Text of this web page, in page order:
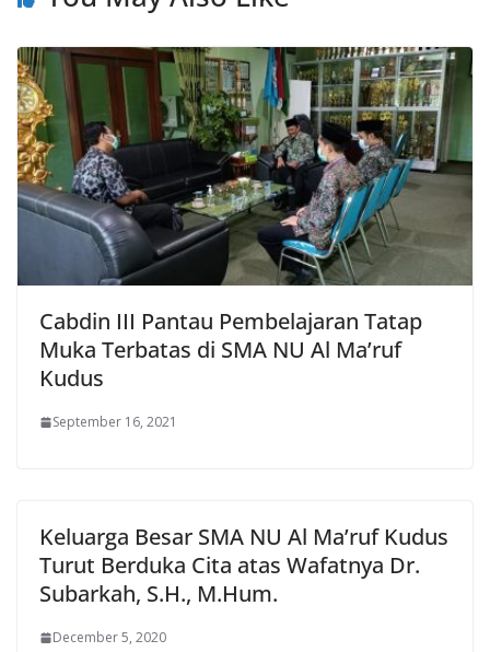
Cabdin III Pantau Pembelajaran Tatap
Muka Terbatas di SMA NU Al Ma’ruf
Kudus
September 16, 2021
Keluarga Besar SMA NU Al Ma’ruf Kudus
Turut Berduka Cita atas Wafatnya Dr.
Subarkah, S.H., M.Hum.
December 5, 2020